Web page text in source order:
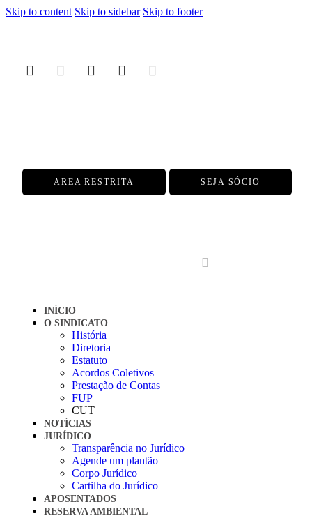
Skip to content Skip to sidebar Skip to footer
AREA RESTRITA SEJA SÓCIO
INÍCIO
O SINDICATO
História
Diretoria
Estatuto
Acordos Coletivos
Prestação de Contas
FUP
CUT
NOTÍCIAS
JURÍDICO
Transparência no Jurídico
Agende um plantão
Corpo Jurídico
Cartilha do Jurídico
APOSENTADOS
RESERVA AMBIENTAL